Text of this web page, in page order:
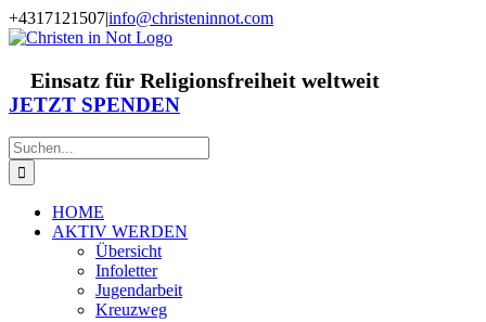
Zum
Inhalt
+4317121507|info@christeninnot.com
Facebook
Instagram
X
Spenden
Newsletter
Einsatz für Religionsfreiheit weltweit
JETZT SPENDEN
Suche
nach:
HOME
AKTIV WERDEN
Übersicht
Infoletter
Jugendarbeit
Kreuzweg